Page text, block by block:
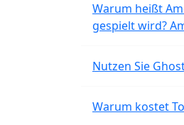
Warum heißt
gespielt wird?
Nutzen Sie
Warum kostet